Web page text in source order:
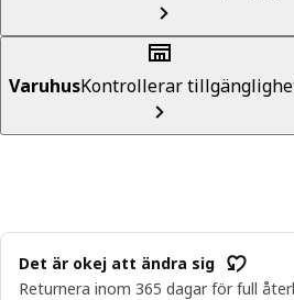
VaruhusKontrollerar
Det är okej att ändra sig
Returnera inom 365 dagar för full